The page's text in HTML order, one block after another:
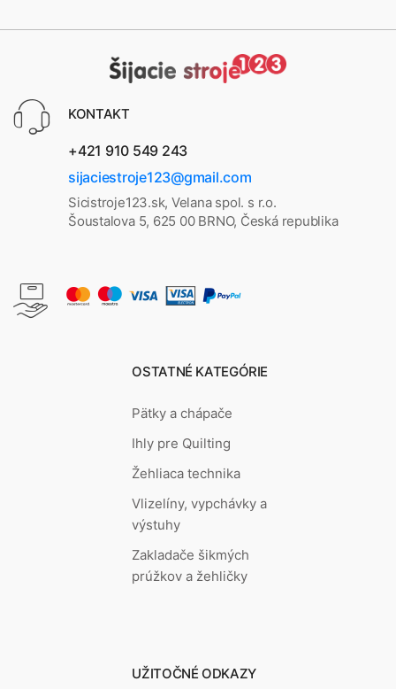
KONTAKT
+421 910 549 243
sijaciestroje123@gmail.com
Sicistroje123.sk, Velana spol. s r.o.
Šoustalova 5, 625 00 BRNO, Česká republika
OSTATNÉ KATEGÓRIE
Pätky a chápače
Ihly pre Quilting
Žehliaca technika
Vlizelíny, vypchávky a
výstuhy
Zakladače šikmých
prúžkov a žehličky
UŽITOČNÉ ODKAZY